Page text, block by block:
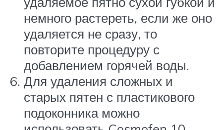
немного растереть, если же оно
удаляется не сразу, то
повторите процедуру с
добавлением горячей воды.
Для удаления сложных и
старых пятен с пластикового
подоконника можно